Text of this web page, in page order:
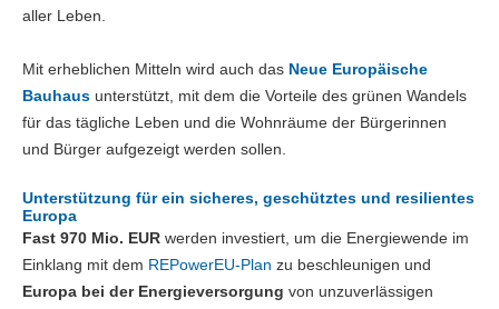
aller Leben.
Mit erheblichen Mitteln wird auch das Neue Europäische
Bauhaus unterstützt, mit dem die Vorteile des grünen Wandels
für das tägliche Leben und die Wohnräume der Bürgerinnen
und Bürger aufgezeigt werden sollen.
Unterstützung für ein sicheres, geschütztes und resilientes
Europa
Fast 970 Mio. EUR werden investiert, um die Energiewende im
Einklang mit dem REPowerEU-Plan zu beschleunigen und
Europa bei der Energieversorgung von unzuverlässigen